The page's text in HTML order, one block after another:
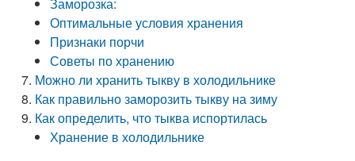
Оптимальные условия хранения
Признаки порчи
Советы по хранению
Можно ли хранить тыкву в холодильнике
Как правильно заморозить тыкву на зиму
Как определить, что тыква испортилась
Хранение в холодильнике